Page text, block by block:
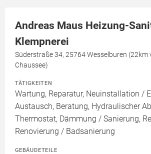
Andreas Maus Heizung-
Klempnerei
Süderstraße 34, 25764 Wesselburen (22km
Chaussee)
TÄTIGKEITEN
Wartung, Reparatur, Neuinstallation /
Austausch, Beratung, Hydraulischer
Thermostat, Dämmung / Sanierung,
Renovierung / Badsanierung
GEBÄUDETEILE